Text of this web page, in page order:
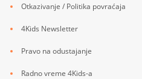
Otkazivanje / Politika povraćaja
4Kids Newsletter
Pravo na odustajanje
Radno vreme 4Kids-a